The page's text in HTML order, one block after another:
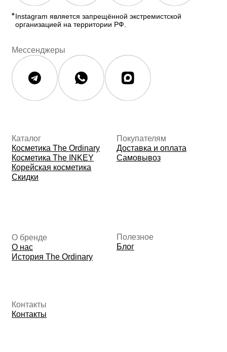
© 2026 The Ordinary Cosmetics
Юридическая документация
Политика конфиденциальности
Политика возврата и обмена
Данные о компании
325508100410286